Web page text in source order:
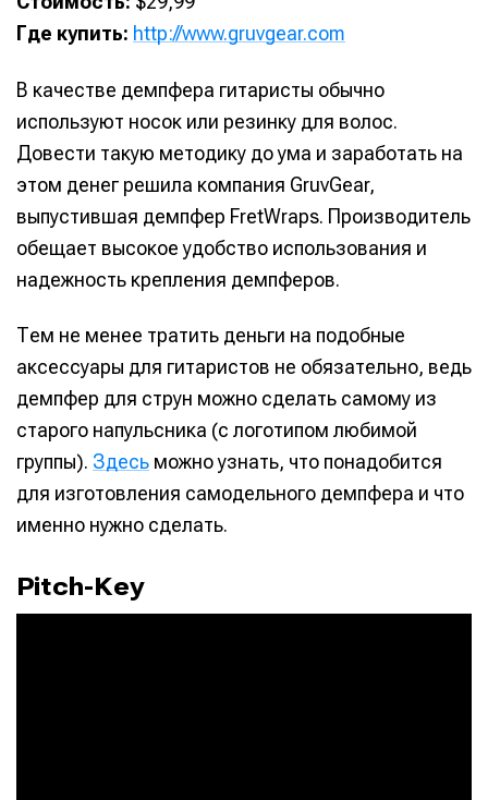
Где купить: http://www.gruvgear.com
В качестве демпфера гитаристы обычно
используют носок или резинку для волос.
Довести такую методику до ума и заработать на
этом денег решила компания GruvGear,
выпустившая демпфер FretWraps. Производитель
обещает высокое удобство использования и
надежность крепления демпферов.
Тем не менее тратить деньги на подобные
аксессуары для гитаристов не обязательно, ведь
демпфер для струн можно сделать самому из
старого напульсника (с логотипом любимой
группы). Здесь можно узнать, что понадобится
для изготовления самодельного демпфера и что
именно нужно сделать.
Pitch-Key